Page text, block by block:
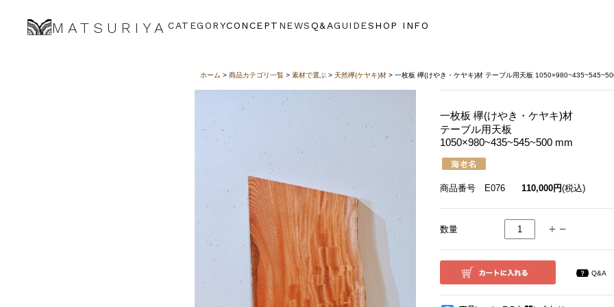
MATSURIYA CATEGORYCONCEPT NEWSQ&AGUIDESHOP INFO
ホーム > 商品カテゴリ一覧> 素材で選ぶ> 天然欅(ケヤキ)材> 一枚板 欅(けやき・ケヤキ)材 テーブル用天板
一枚板 欅(けやき・ケヤキ)材
テーブル用天板
1050×980~435~545~500 mm
商品番号 E076 110,000円(税込)
数量
Q&A